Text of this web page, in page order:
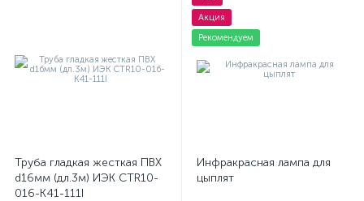
Труба гладкая жесткая ПВХ
d16мм (дл.3м) ИЭК CTR10-
016-K41-111I
Акция
Рекомендуем
Инфракрасная лампа для
цыплят